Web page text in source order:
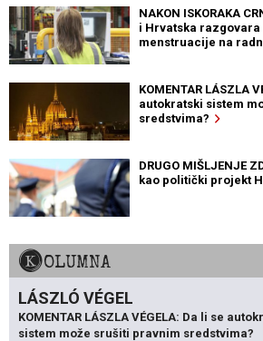
NAKON ISKORAKA
i Hrvatska razgovara
menstruacije na
KOMENTAR LÁSZLA
autokratski sistem
sredstvima?
DRUGO MIŠLJENJE
kao politički projekt
KOLUMNA
LÁSZLÓ VÉGEL
KOMENTAR LÁSZLA VÉGELA: Da li se
sistem može srušiti pravnim sredstvima?